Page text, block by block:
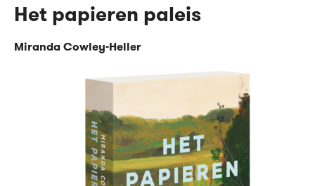
Veilig betalen
Gratis
Het papieren paleis
Miranda Cowley-Heller